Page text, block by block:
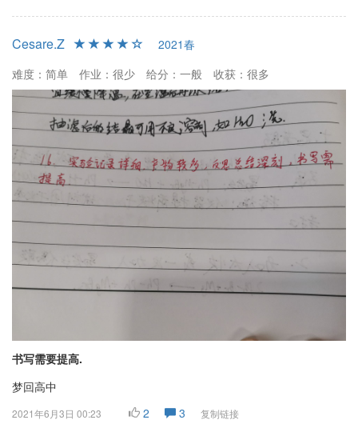
Cesare.Z
2021春
难度：简单
作业：很少 给分：一般 收获：很多
书写需要提高.
梦回高中
2021年6月3日 00:23 2 3 复制链接